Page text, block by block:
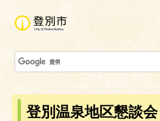
登別温泉地区懇談会